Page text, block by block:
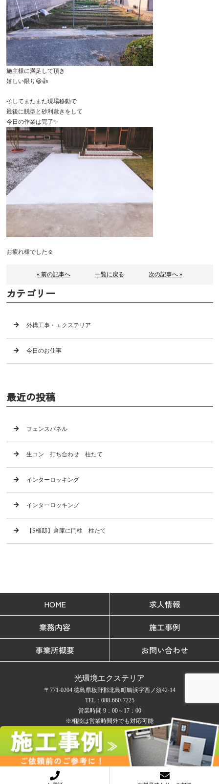
施主様に満足して頂き
嬉しい限り😆👍
そしてまたまた現場移動で
最後に脱型と砂利敷きをして
今日の作業は完了✨
お疲れ様でした☺️
« 前の記事へ 一覧に戻る 次の記事へ »
カテゴリー
外構工事・エクステリア
今日のお仕事
最近の投稿
フェンスパネル
生コン 打ち合わせ 柱たて
インターロッキング
インターロッキング
【S様邸】倉庫に門柱 柱たて
HOME
求人情報
業務内容
施工事例
事業所概要
お問い合わせ
光環境エクステリア
〒771-0204 徳島県板野郡北島町鯛浜字西ノ須42-14
TEL：088-660-7225
営業時間 9：00～17：00
※相談は営業時間外でも対応可能
定休日 日曜日 ※お盆とお正月
COPYRIGHT © 光環境エクステリア All rights reserved.